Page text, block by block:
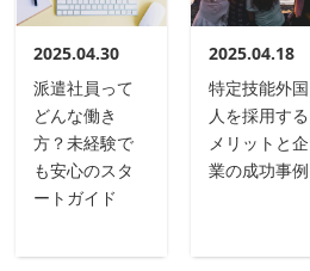
2025.04.30
派遣社員って
どんな働き
方？未経験で
も安心のスタ
ートガイド
2025.04.18
特定技能外国
人を採用する
メリットと企
業の成功事例